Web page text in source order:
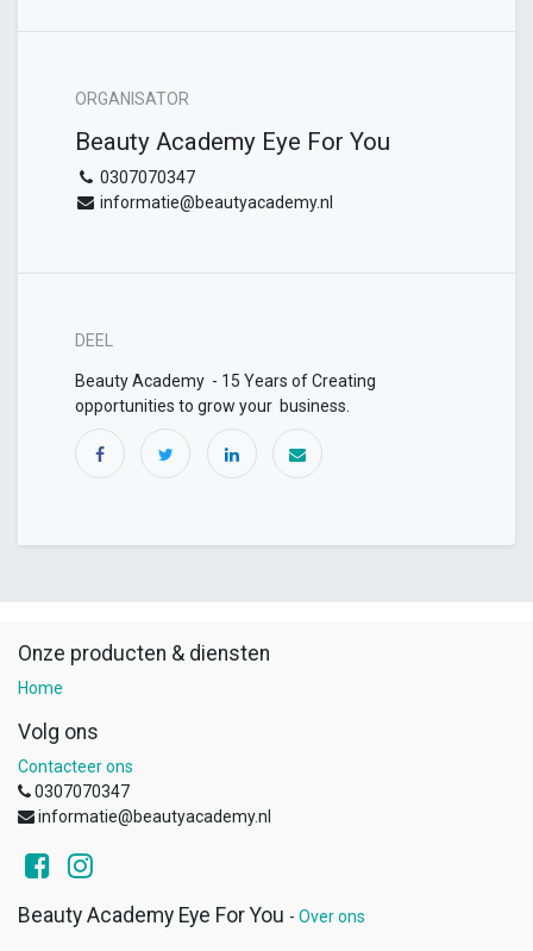
ORGANISATOR
Beauty Academy Eye For You
0307070347
informatie@beautyacademy.nl
DEEL
Beauty Academy - 15 Years of Creating
opportunities to grow your business.
Onze producten & diensten
Home
Volg ons
Contacteer ons
0307070347
informatie@beautyacademy.nl
Beauty Academy Eye For You - Over ons